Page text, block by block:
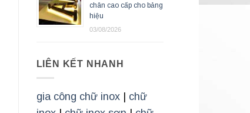
chân cao cấp cho bảng
hiệu
03/08/2026
LIÊN KẾT NHANH
gia công chữ inox| chữ